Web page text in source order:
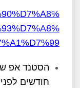
הסטנד אפ
חודשים לפני